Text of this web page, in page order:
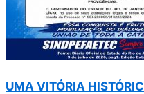
UMA VITÓRIA